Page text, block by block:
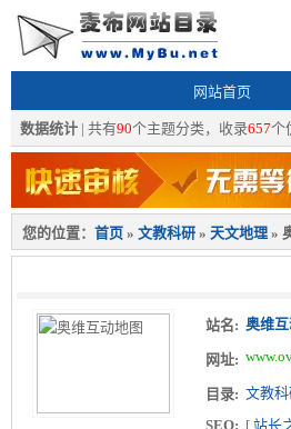
网站首页
数据统计 | 共有90个主题分类，收录657个
您的位置： 首页 » 文教科研 » 天文地理 »
站名: 奥维互
网址:
目录: 文教科
SEO: [ 站长